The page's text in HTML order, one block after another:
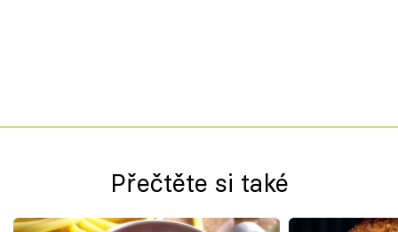
Přečtěte si také